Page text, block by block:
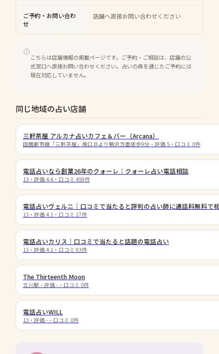
ご予約・お問い合わ
せ
店舗へ直接お問い合わせください
こちらは店舗情報の掲載ページです。ご予約・ご相談は、店舗の公
式窓口へ直接お問い合わせください。占いの森を通じたご予約には
現在対応していません。
同じ地域の占い店舗
三軒茶屋 アルカナ占いカフェ＆バー（Arcana）
田園都市線「三軒茶屋」南口Ｂより駒沢方面徒歩9分 ・評価 5 ・口コミ 0件
電話占いなら創業26年のクォーレ｜クォーレ占い電話相談
13 ・評価 4.6 ・口コミ 459件
電話占いヴェルニ｜口コミで当たると評判の占い師に通話料無料で
13 ・評価 4.1 ・口コミ 27件
電話占いカリス｜口コミで当たると話題の電話占い
13 ・評価 4.1 ・口コミ 93件
The Thirteenth Moon
立川駅 ・評価 - ・口コミ 0件
電話占いWILL
13 ・評価 - ・口コミ 0件